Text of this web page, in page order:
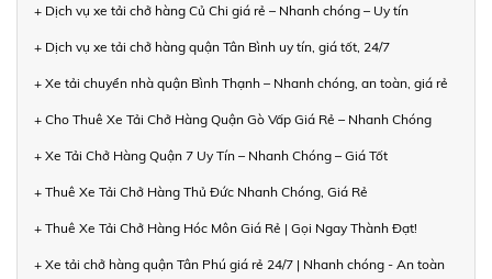
+ Dịch vụ xe tải chở hàng Củ Chi giá rẻ – Nhanh chóng – Uy tín
+ Dịch vụ xe tải chở hàng quận Tân Bình uy tín, giá tốt, 24/7
+ Xe tải chuyển nhà quận Bình Thạnh – Nhanh chóng, an toàn, giá rẻ
+ Cho Thuê Xe Tải Chở Hàng Quận Gò Vấp Giá Rẻ – Nhanh Chóng
+ Xe Tải Chở Hàng Quận 7 Uy Tín – Nhanh Chóng – Giá Tốt
+ Thuê Xe Tải Chở Hàng Thủ Đức Nhanh Chóng, Giá Rẻ
+ Thuê Xe Tải Chở Hàng Hóc Môn Giá Rẻ | Gọi Ngay Thành Đạt!
+ Xe tải chở hàng quận Tân Phú giá rẻ 24/7 | Nhanh chóng - An toàn